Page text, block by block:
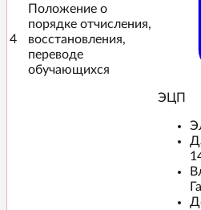
4
Положение о
порядке отчисления,
восстановления,
переводе
обучающихся
ЭЦП️